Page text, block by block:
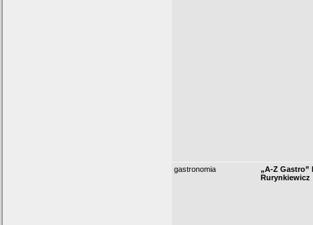
gastronomia
„A-Z Gastro”
Rurynkiewicz